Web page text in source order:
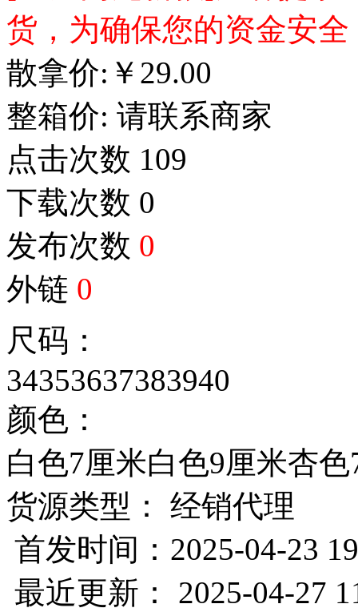
货，为确保您的资金安
散拿价: ￥ 29.00
整箱价: 请联系商家
点击次数 109
下载次数 0
发布次数 0
外链 0
尺码：
34353637383940
颜色：
白色7厘米白色9厘米杏色
货源类型： 经销代理
首发时间：2025-04-23
最近更新： 2025-04-27